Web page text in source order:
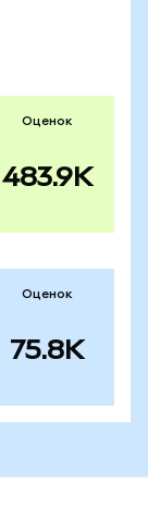
Оценок
483.9K
Оценок
75.8K